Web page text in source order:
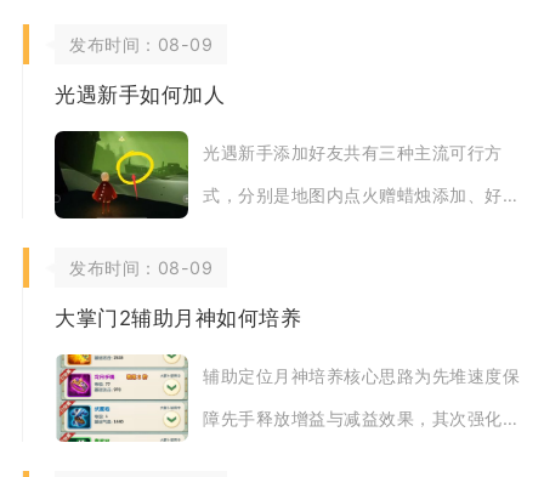
碎片，全程分
发布时间：08-09
光遇新手如何加人
光遇新手添加好友共有三种主流可行方
式，分别是地图内点火赠蜡烛添加、好友
码方式最适合资
发布时间：08-09
大掌门2辅助月神如何培养
辅助定位月神培养核心思路为先堆速度保
障先手释放增益与减益效果，其次强化气